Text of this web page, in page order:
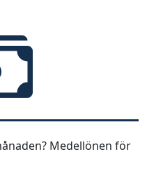
Medellönen för